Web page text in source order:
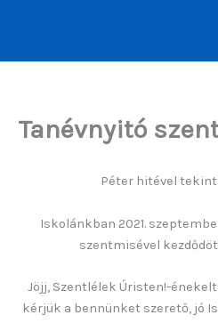
Tanévnyitó
Péter hitével
Iskolánkban 2021.
szentmisével
Jöjj, Szentlélek Úristen!-
kérjük a bennünket szerető, jó